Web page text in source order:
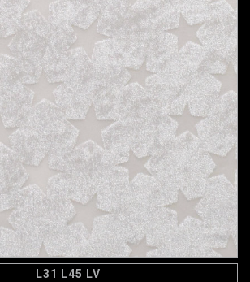
L31 L45 LV